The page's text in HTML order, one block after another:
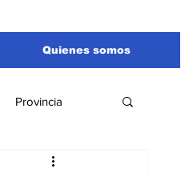
Quienes somos
Provincia
Santa Fe